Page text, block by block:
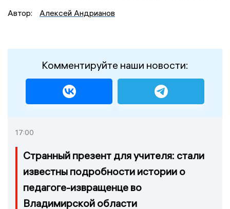
Автор:
Алексей Андрианов
Комментируйте наши новости:
17:00
Странный презент для учителя: стали
известны подробности истории о
педагоге-извращенце во
Владимирской области